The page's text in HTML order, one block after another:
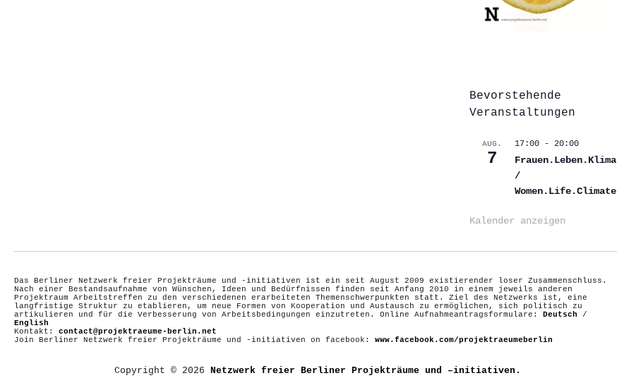
Bevorstehende
Veranstaltungen
AUG.
7
17:00 - 20:00
Frauen.Leben.Klima
/
Women.Life.Climate
Kalender anzeigen
Das Berliner Netzwerk freier Projekträume und -initiativen ist ein seit August 2009 existierender loser Zusammenschluss.
Nach einer Bestandsaufnahme von Wünschen, Ideen und Bedürfnissen finden seit Anfang 2010 in einem jeweils anderen
Projektraum Arbeitstreffen zu den verschiedenen erarbeiteten Themenschwerpunkten statt. Ziel des Netzwerks ist, eine
langfristige Struktur zu etablieren, um neue Formen von Kooperation und Austausch zu ermöglichen, sich politisch zu
artikulieren und für die Verbesserung von Arbeitsbedingungen einzutreten. Online Aufnahmeantragsformulare: Deutsch /
English
Kontakt: contact@projektraeume-berlin.net
Join Berliner Netzwerk freier Projekträume und -initiativen on facebook: www.facebook.com/projektraeumeberlin
Copyright © 2026 Netzwerk freier Berliner Projekträume und –initiativen.